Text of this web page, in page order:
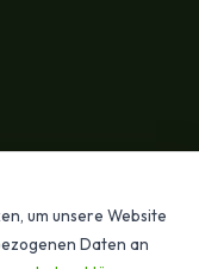
um unsere Website
Daten an
vorbehalten